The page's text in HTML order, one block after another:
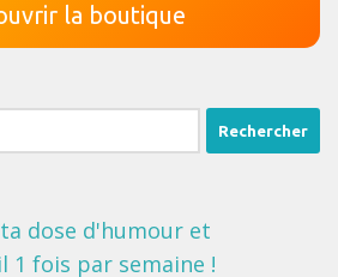
la boutique